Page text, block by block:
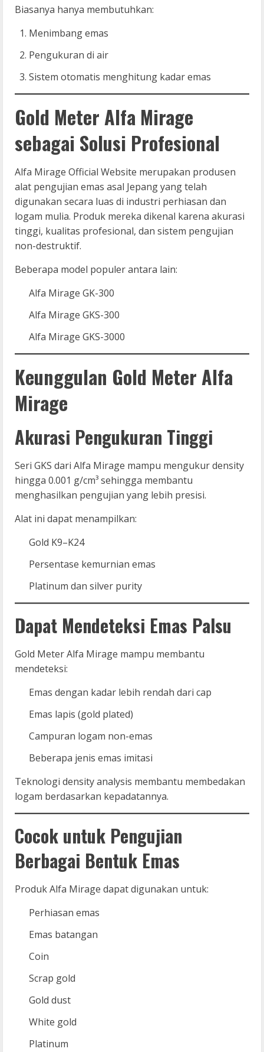
Biasanya hanya membutuhkan:
Menimbang emas
Pengukuran di air
Sistem otomatis menghitung kadar emas
Gold Meter Alfa Mirage
sebagai Solusi Profesional
Alfa Mirage Official Website merupakan produsen
alat pengujian emas asal Jepang yang telah
digunakan secara luas di industri perhiasan dan
logam mulia. Produk mereka dikenal karena akurasi
tinggi, kualitas profesional, dan sistem pengujian
non-destruktif.
Beberapa model populer antara lain:
Alfa Mirage GK-300
Alfa Mirage GKS-300
Alfa Mirage GKS-3000
Keunggulan Gold Meter Alfa
Mirage
Akurasi Pengukuran Tinggi
Seri GKS dari Alfa Mirage mampu mengukur density
hingga 0.001 g/cm³ sehingga membantu
menghasilkan pengujian yang lebih presisi.
Alat ini dapat menampilkan:
Gold K9–K24
Persentase kemurnian emas
Platinum dan silver purity
Dapat Mendeteksi Emas Palsu
Gold Meter Alfa Mirage mampu membantu
mendeteksi:
Emas dengan kadar lebih rendah dari cap
Emas lapis (gold plated)
Campuran logam non-emas
Beberapa jenis emas imitasi
Teknologi density analysis membantu membedakan
logam berdasarkan kepadatannya.
Cocok untuk Pengujian
Berbagai Bentuk Emas
Produk Alfa Mirage dapat digunakan untuk:
Perhiasan emas
Emas batangan
Coin
Scrap gold
Gold dust
White gold
Platinum